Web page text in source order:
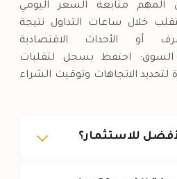
المهم متابعة السعر اليومي
خلال ساعات التداول نتيجة
أو الأحداث الاقتصادية
السوق: احتفظ بسجل لتقلبات
الأخيرة لتحديد الاتجاهات وتوقيت الشراء